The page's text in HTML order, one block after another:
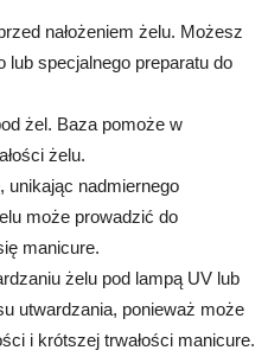
nałożeniem żelu. Możesz
lub specjalnego preparatu do
żel. Baza pomoże w
żelu.
unikając nadmiernego
może prowadzić do
manicure.
żelu pod lampą UV lub
utwardzania, ponieważ może
i krótszej trwałości manicure.